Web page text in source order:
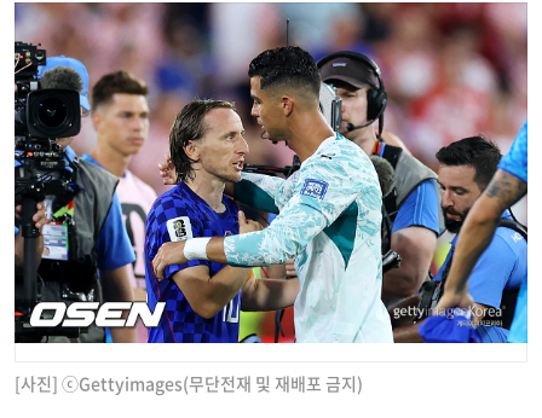
[사진] ⓒGettyimages(무단전재 및 재배포 금지)